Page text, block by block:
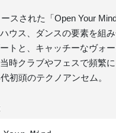
スされた「Open Your Mind
ウス、ダンスの要素を組
トと、キャッチーなヴォ
時クラブやフェスで頻繁
初頭のテクノアンセム。